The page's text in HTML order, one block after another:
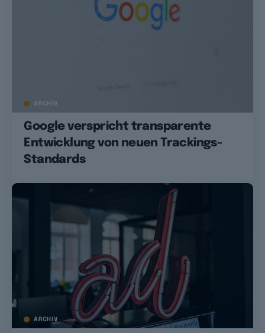
ARCHIV
Google verspricht transparente
Entwicklung von neuen Trackings-
Standards
ARCHIV